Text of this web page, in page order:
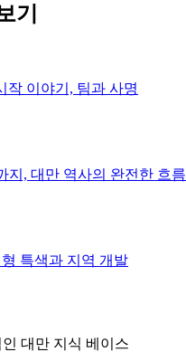
기
작 이야기, 팀과 사명
지, 대만 역사의 완전한 흐름
특색과 지역 개발
대만 지식 베이스